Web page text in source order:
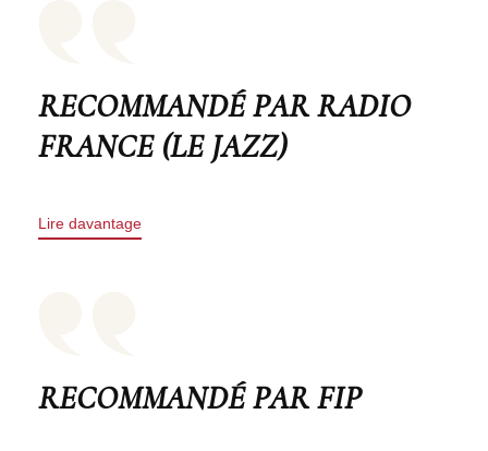
RECOMMANDÉ PAR RADIO
FRANCE (LE JAZZ)
Lire davantage
RECOMMANDÉ PAR FIP